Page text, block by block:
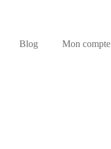
Blog Mon compte